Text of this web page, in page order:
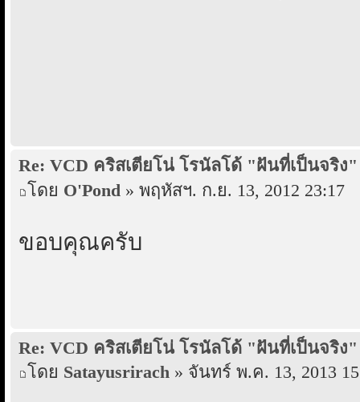
Re: VCD คริสเตียโน่ โรนัลโด้ "ฝันที่เป็นจริง"
โดย O'Pond » พฤหัสฯ. ก.ย. 13, 2012 23:17
ขอบคุณครับ
Re: VCD คริสเตียโน่ โรนัลโด้ "ฝันที่เป็นจริง"
โดย Satayusrirach » จันทร์ พ.ค. 13, 2013